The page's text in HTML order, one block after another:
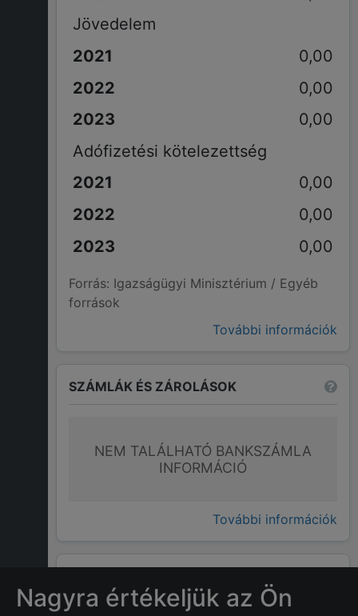
Jövedelem
0,00
0,00
0,00
Adófizetési kötelezettség
0,00
0,00
0,00
Forrás: Igazságügyi Minisztérium / Egyéb
források
További információk
SZÁMLÁK ÉS ZÁROLÁSOK
NEM TALÁLHATÓ BANKSZÁMLA
INFORMÁCIÓ
További információk
Nagyra értékeljük az Ön